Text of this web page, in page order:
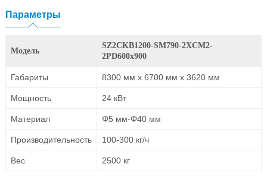
Параметры
Модель
SZ2CKB1200-SM790-2XCM2-
2PD600x900
Габариты 8300 мм x 6700 мм x 3620 мм
Мощность 24 кВт
Материал Φ5 мм-Φ40 мм
Производительность 100-300 кг/ч
Вес 2500 кг